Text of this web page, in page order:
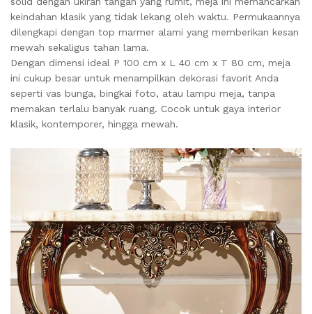
keindahan klasik yang tidak lekang oleh waktu. Permukaannya
dilengkapi dengan top marmer alami yang memberikan kesan
mewah sekaligus tahan lama.
Dengan dimensi ideal P 100 cm x L 40 cm x T 80 cm, meja
ini cukup besar untuk menampilkan dekorasi favorit Anda
seperti vas bunga, bingkai foto, atau lampu meja, tanpa
memakan terlalu banyak ruang. Cocok untuk gaya interior
klasik, kontemporer, hingga mewah.